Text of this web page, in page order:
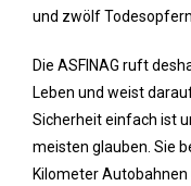
und zwölf
Die ASFINAG ruft
Leben und weist
Sicherheit einfach ist
meisten glauben. Sie
Kilometer